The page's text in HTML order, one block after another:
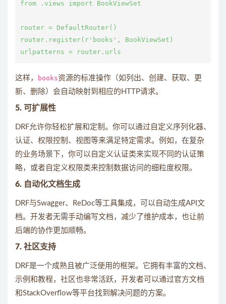
from .views import BookViewSet
router = DefaultRouter()
router.register(r'books', BookViewSet)
这样， books资源的标准操作（如列出、创建、获取、更
新、删除）会自动映射到相应的HTTP请求。
5. 可扩展性
DRF允许你轻松扩展和定制。你可以通过自定义序列化器、
认证、权限控制、视图等来满足特定需求。例如，在复杂
的业务场景下，你可以自定义认证类来实现不同的认证策
略，或者自定义权限类来控制数据访问的细粒度权限。
6. 自动化文档生成
DRF与Swagger、ReDoc等工具集成，可以自动生成API文
档。开发者无需手动编写文档，减少了维护成本，也让前
后端的协作更加顺畅。
7. 社区支持
DRF是一个成熟且被广泛使用的框架。它拥有丰富的文档、
示例和教程，社区也非常活跃，开发者可以通过官方文档
和StackOverflow等平台找到解决问题的方案。